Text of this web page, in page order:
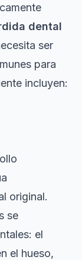
dental
ser
para
incluyen:
original.
se
el
el hueso,